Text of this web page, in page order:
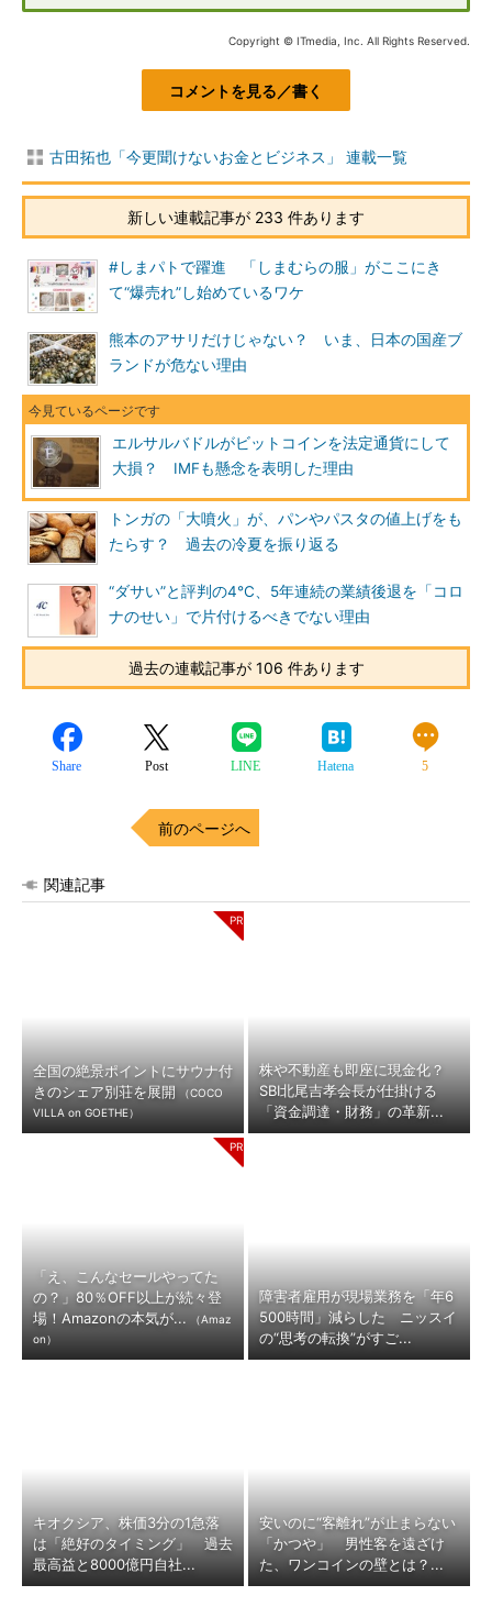
Copyright © ITmedia, Inc. All Rights Reserved.
コメントを見る／書く
古田拓也「今更聞けないお金とビジネス」 連載一覧
新しい連載記事が 233 件あります
#しまパトで躍進 「しまむらの服」がここにき
て“爆売れ”し始めているワケ
熊本のアサリだけじゃない？ いま、日本の国産ブ
ランドが危ない理由
エルサルバドルがビットコインを法定通貨にして
大損？ IMFも懸念を表明した理由
トンガの「大噴火」が、パンやパスタの値上げをも
たらす？ 過去の冷夏を振り返る
“ダサい”と評判の4℃、5年連続の業績後退を「コロ
ナのせい」で片付けるべきでない理由
過去の連載記事が 106 件あります
Share Post LINE Hatena 5
前のページへ
関連記事
全国の絶景ポイントにサウナ付
きのシェア別荘を展開
（COCO
VILLA on GOETHE）
株や不動産も即座に現金化？
SBI北尾吉孝会長が仕掛ける
「資金調達・財務」の革新...
「え、こんなセールやってた
の？」80％OFF以上が続々登
場！Amazonの本気が...
（Amaz
on）
障害者雇用が現場業務を「年6
500時間」減らした ニッスイ
の“思考の転換”がすご...
キオクシア、株価3分の1急落
は「絶好のタイミング」 過去
最高益と8000億円自社...
安いのに“客離れ”が止まらない
「かつや」 男性客を遠ざけ
た、ワンコインの壁とは？...